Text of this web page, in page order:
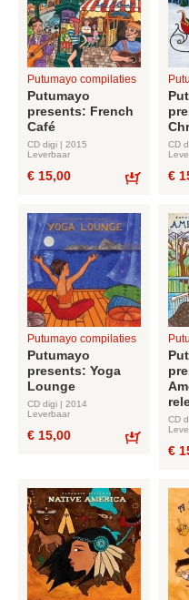
Putumayo compilaties
Putumayo
presents: French
Café
CD digi | 2015
Leverbaar
€ 15,00
CD
€
Putumayo compilaties
Putumayo
presents: Yoga
Lounge
CD digi | 2014
Leverbaar
€ 15,00
CD
€